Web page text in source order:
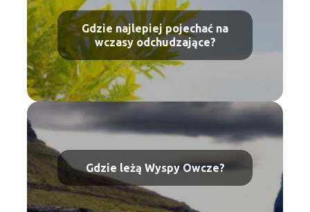
Gdzie najlepiej pojechać na
wczasy odchudzające?
Gdzie leżą Wyspy Owcze?